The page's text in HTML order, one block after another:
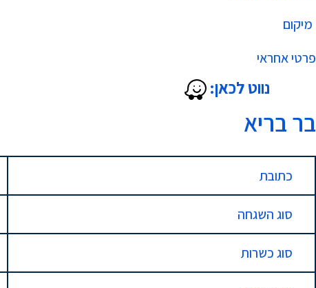
מיקום
פרטי אחראי
נווט לכאן:
בר בריא
כתובת
סוג השגחה
סוג כשרות